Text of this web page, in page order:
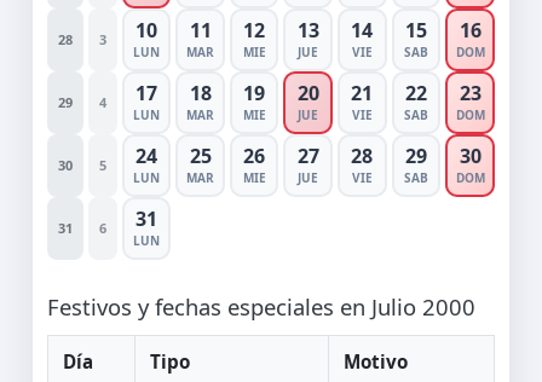
28 3 10
LUN
11
MAR
12
MIE
13
JUE
14
VIE
15
SAB
16
DOM
29 4 17
LUN
18
MAR
19
MIE
20
JUE
21
VIE
22
SAB
23
DOM
30 5 24
LUN
25
MAR
26
MIE
27
JUE
28
VIE
29
SAB
30
DOM
31 6 31
LUN
Festivos y fechas especiales en Julio 2000
Día Tipo Motivo